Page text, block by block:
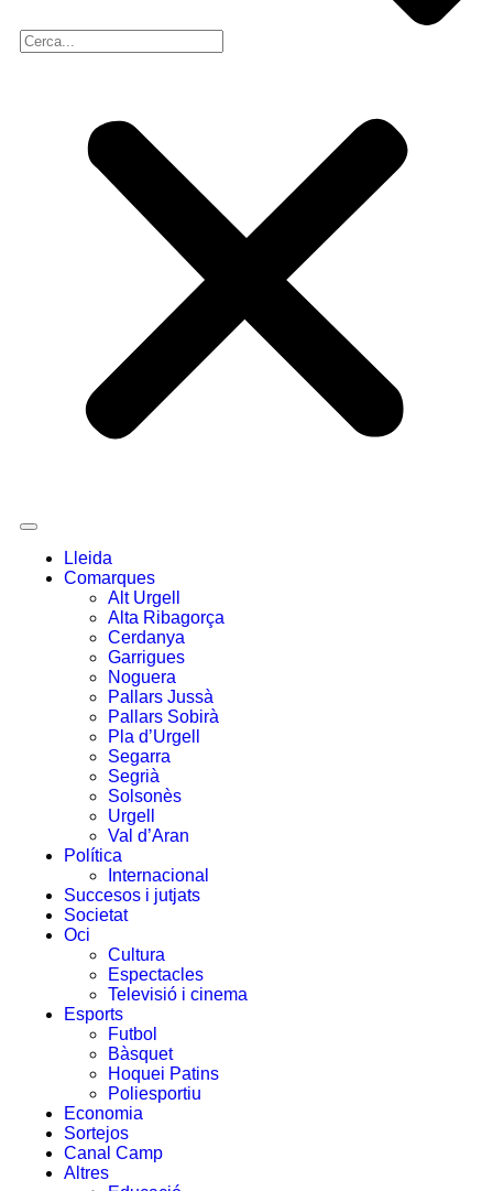
Lleida
Comarques
Alt Urgell
Alta Ribagorça
Cerdanya
Garrigues
Noguera
Pallars Jussà
Pallars Sobirà
Pla d’Urgell
Segarra
Segrià
Solsonès
Urgell
Val d’Aran
Política
Internacional
Succesos i jutjats
Societat
Oci
Cultura
Espectacles
Televisió i cinema
Esports
Futbol
Bàsquet
Hoquei Patins
Poliesportiu
Economia
Sortejos
Canal Camp
Altres